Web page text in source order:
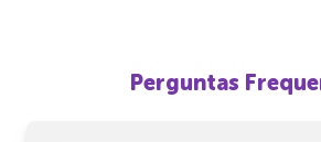
Perguntas